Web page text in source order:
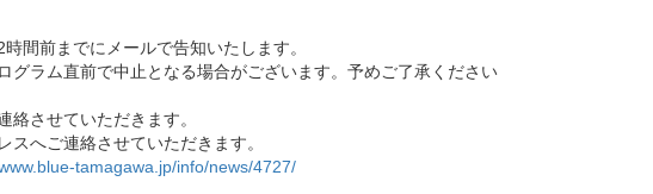
間前までにメールで告知いたします。
グラム直前で中止となる場合がございます。予めご了承ください
させていただきます。
へご連絡させていただきます。
tamagawa.jp/info/news/4727/